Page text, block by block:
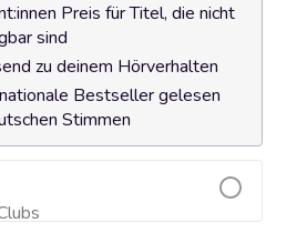
Preis für Titel, die nicht
sind
zu deinem Hörverhalten
Bestseller gelesen
Stimmen
hinzufügen